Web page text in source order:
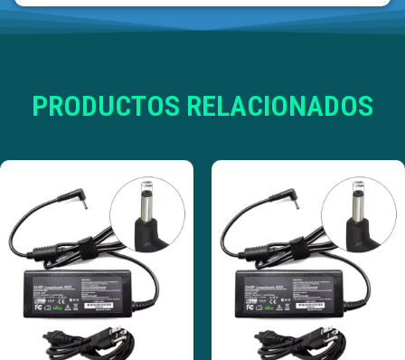
PRODUCTOS RELACIONADOS